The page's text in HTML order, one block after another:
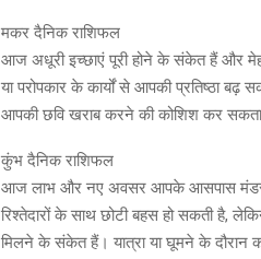
मकर दैनिक राशिफल
आज अधूरी इच्छाएं पूरी होने के संकेत हैं और
या परोपकार के कार्यों से आपकी प्रतिष्ठा
आपकी छवि खराब करने की कोशिश कर सकता
कुंभ दैनिक राशिफल
आज लाभ और नए अवसर आपके आसपास
रिश्तेदारों के साथ छोटी बहस हो सकती है,
मिलने के संकेत हैं। यात्रा या घूमने के दौरान